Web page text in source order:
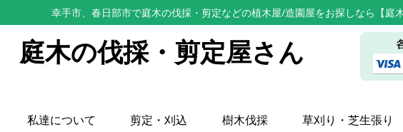
幸手市、春日部市で庭木の伐採・剪定などの植木屋/造園屋をお探しなら【庭
庭木の伐採・剪定屋さん
私達について 剪定・刈込 樹木伐採 草刈り・芝生張り